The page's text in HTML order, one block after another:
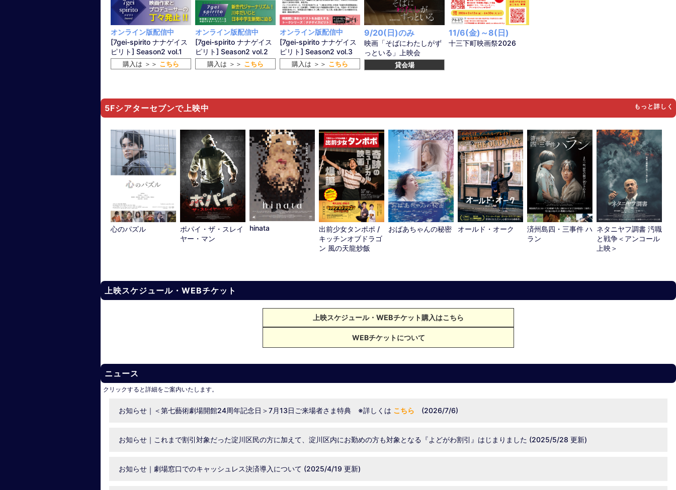
オンライン版配信中
[7gei-spirito ナナゲイス
ピリト] Season2 vol.1
購入は ＞＞ こちら
オンライン版配信中
[7gei-spirito ナナゲイス
ピリト] Season2 vol.2
購入は ＞＞ こちら
オンライン版配信中
[7gei-spirito ナナゲイス
ピリト] Season2 vol.3
購入は ＞＞ こちら
9/20(日)のみ
映画「そばにわたしがず
っといる」上映会
貸会場
11/6(金)～8(日)
十三下町映画祭2026
5Fシアターセブンで上映中
心のパズル
ポパイ・ザ・スレイ
ヤー・マン
hinata
出前少女タンポポ /
キッチンオブドラゴ
ン 風の天龍炒飯
おばあちゃんの秘密 オールド・オーク
済州島四・三事件 ハ
ラン
ネタニヤフ調書 汚職
と戦争＜アンコール
上映＞
上映スケジュール・WEBチケット
上映スケジュール・WEBチケット購入はこちら
WEBチケットについて
ニュース
クリックすると詳細をご案内いたします。
お知らせ｜＜第七藝術劇場開館24周年記念日＞7月13日ご来場者さま特典 ※詳しくは こちら (2026/7/6)
お知らせ｜これまで割引対象だった淀川区民の方に加えて、淀川区内にお勤めの方も対象となる『よどがわ割引』はじまりました (2025/5/28 更新)
お知らせ｜劇場窓口でのキャッシュレス決済導入について (2025/4/19 更新)